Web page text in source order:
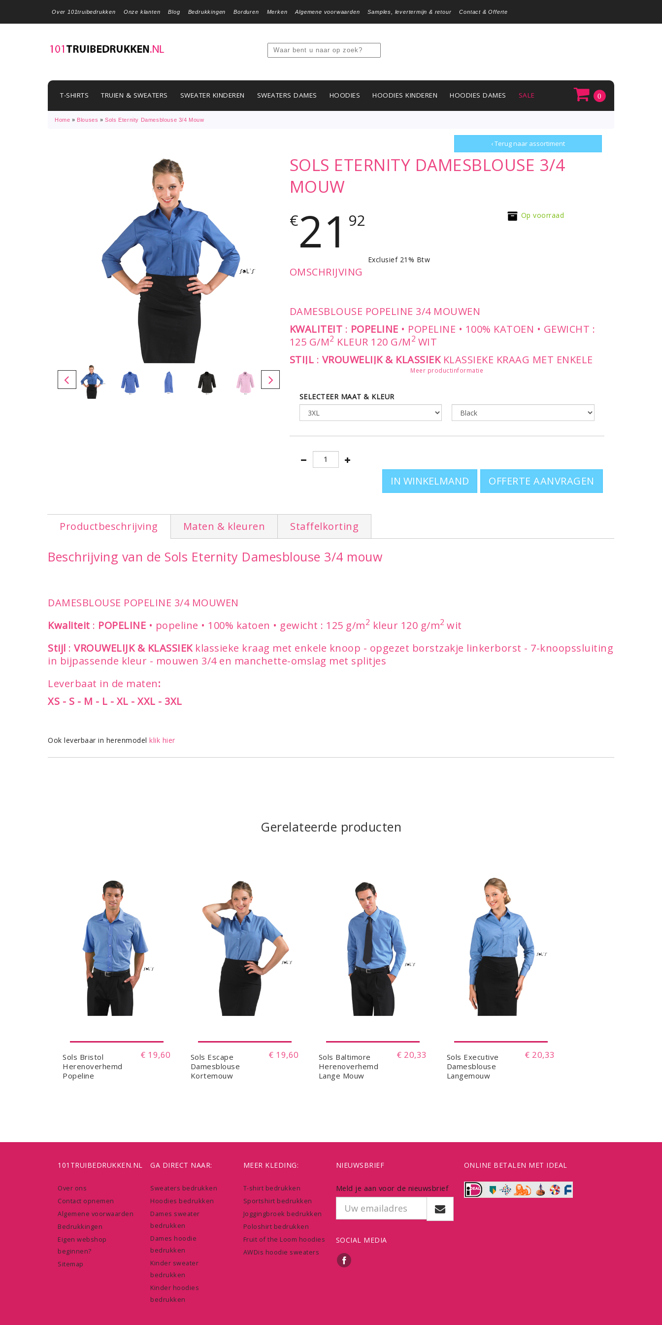
Over 101truibedrukken Onze klanten Blog Bedrukkingen Borduren Merken Algemene voorwaarden Samples, levertermijn & retour Contact & Offerte
T-SHIRTS TRUIEN & SWEATERS SWEATER KINDEREN SWEATERS DAMES HOODIES HOODIES KINDEREN HOODIES DAMES SALE 0
Home » Blouses »Sols Eternity Damesblouse 3/4 Mouw
‹ Terug naar assortiment
SOLS ETERNITY DAMESBLOUSE 3/4
MOUW
€21 92
Exclusief 21% Btw
Op voorraad
OMSCHRIJVING
DAMESBLOUSE POPELINE 3/4 MOUWEN
KWALITEIT : POPELINE • POPELINE • 100% KATOEN • GEWICHT :
125 G/M2 KLEUR 120 G/M2 WIT
STIJL : VROUWELIJK & KLASSIEKKLASSIEKE KRAAG MET ENKELE
KNOOP - OPGEZET BORSTZAKJE LINKERBORST - 7-
MANCHETTE-OMSLAG MET SPLITJES
LEVERBAAT IN DE MATEN
XS - S - M - L - XL - XXL - 3XL
Ook leverbaar in herenmodelklik hier
Meer productinformatie
SELECTEER MAAT & KLEUR
OFFERTE AANVRAGEN
Productbeschrijving Maten & kleuren Staffelkorting
Beschrijving van de Sols Eternity Damesblouse 3/4 mouw
DAMESBLOUSE POPELINE 3/4 MOUWEN
Kwaliteit : POPELINE • popeline • 100% katoen • gewicht : 125 g/m2 kleur 120 g/m2 wit
Stijl : VROUWELIJK & KLASSIEKklassieke kraag met enkele knoop - opgezet borstzakje linkerborst - 7-knoopssluiting
in bijpassende kleur - mouwen 3/4 en manchette-omslag met splitjes
Leverbaat in de maten:
XS - S - M - L - XL - XXL - 3XL
Ook leverbaar in herenmodel klik hier
Gerelateerde producten
Sols Bristol
Herenoverhemd
Popeline
€ 19,60
Sols Escape
Damesblouse
Kortemouw
€ 19,60
Sols Baltimore
Herenoverhemd
Lange Mouw
€ 20,33
Sols Executive
Damesblouse
Langemouw
€ 20,33
101TRUIBEDRUKKEN.NL
Over ons
Contact opnemen
Algemene voorwaarden
Bedrukkingen
Eigen webshop
beginnen?
Sitemap
GA DIRECT NAAR:
Sweaters bedrukken
Hoodies bedrukken
Dames sweater
bedrukken
Dames hoodie
bedrukken
Kinder sweater
bedrukken
Kinder hoodies
bedrukken
MEER KLEDING:
T-shirt bedrukken
Sportshirt bedrukken
Joggingbroek bedrukken
Poloshirt bedrukken
Fruit of the Loom hoodies
AWDis hoodie sweaters
NIEUWSBRIEF
Meld je aan voor de nieuwsbrief
SOCIAL MEDIA
ONLINE BETALEN MET IDEAL